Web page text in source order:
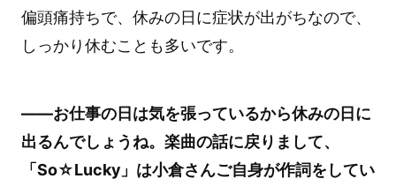
偏頭痛持ちで、休みの日に症状が出がちなので、
しっかり休むことも多いです。
――お仕事の日は気を張っているから休みの日に
出るんでしょうね。楽曲の話に戻りまして、
「So☆Lucky」は小倉さんご自身が作詞をしてい